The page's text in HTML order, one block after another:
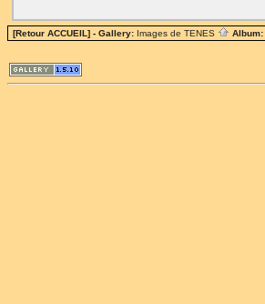
[Retour ACCUEIL] - Gallery: Images de TENES Album: